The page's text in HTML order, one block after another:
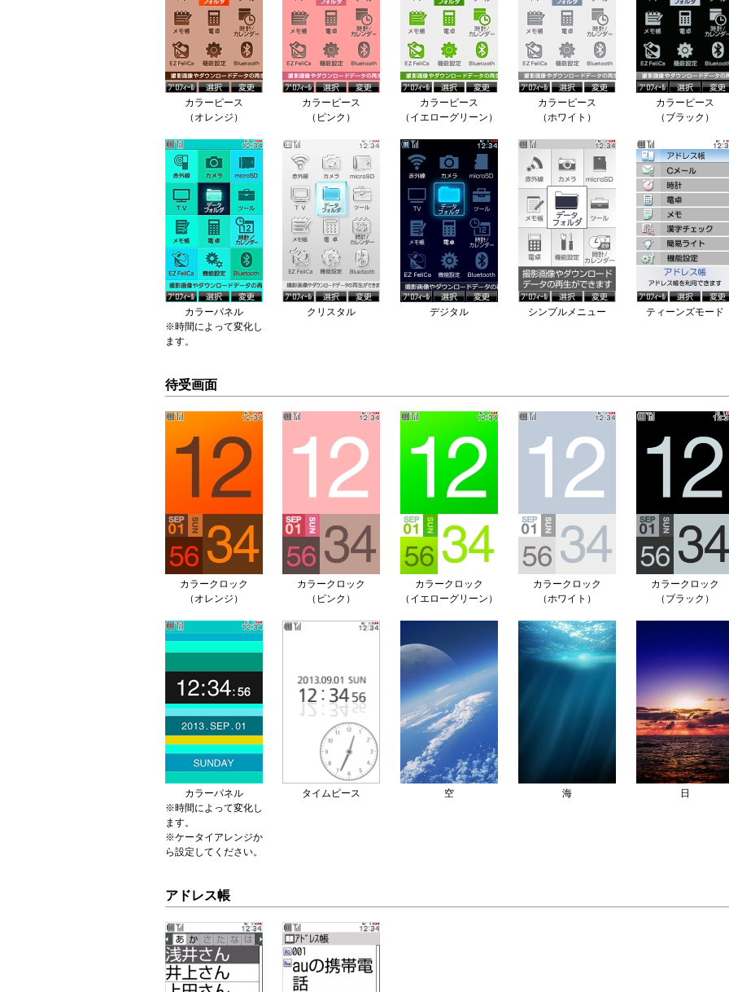
カラーピース
（オレンジ）
カラーピース
（ピンク）
カラーピース
（イエローグリーン）
カラーピース
（ホワイト）
カラーピース
（ブラック）
カラーパネル
※時間によって変化し
ます。
クリスタル デジタル シンプルメニュー ティーンズモード
待受画面
カラークロック
（オレンジ）
カラークロック
（ピンク）
カラークロック
（イエローグリーン）
カラークロック
（ホワイト）
カラークロック
（ブラック）
カラーパネル
※時間によって変化し
ます。
※ケータイアレンジか
ら設定してください。
タイムピース 空 海 日
アドレス帳